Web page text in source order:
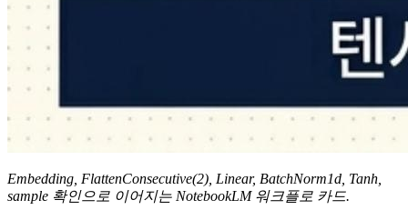
Embedding, FlattenConsecutive(2), Linear, BatchNorm1d, Tanh,
sample 확인으로 이어지는 NotebookLM 워크플로 카드.